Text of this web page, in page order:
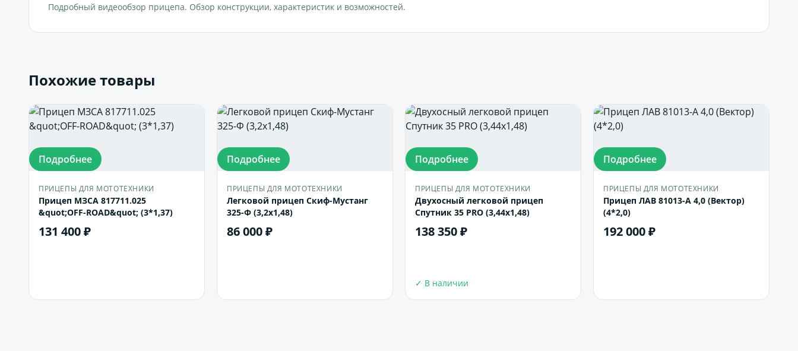
Подробный видеообзор прицепа. Обзор конструкции, характеристик и возможностей.
Похожие товары
Подробнее
ПРИЦЕПЫ ДЛЯ МОТОТЕХНИКИ
Прицеп МЗСА 817711.025
&quot;OFF-ROAD&quot; (3*1,37)
131 400 ₽
Подробнее
ПРИЦЕПЫ ДЛЯ МОТОТЕХНИКИ
Легковой прицеп Скиф-Мустанг
325-Ф (3,2х1,48)
86 000 ₽
Подробнее
ПРИЦЕПЫ ДЛЯ МОТОТЕХНИКИ
Двухосный легковой прицеп
Спутник 35 PRO (3,44х1,48)
138 350 ₽
✓ В наличии
Подробнее
ПРИЦЕПЫ ДЛЯ МОТОТЕХНИКИ
Прицеп ЛАВ 81013-А 4,0 (Вектор)
(4*2,0)
192 000 ₽